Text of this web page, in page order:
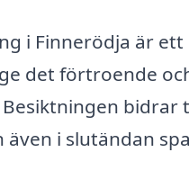
i Finnerödja är
det förtroende
bidrar
i slutändan